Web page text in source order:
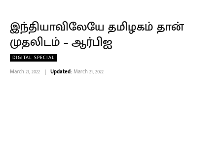
இந்தியாவிலேயே தமிழகம் தான்
முதலிடம் – ஆர்பிஐ
DIGITAL SPECIAL
March 21, 2022 Updated: March 21, 2022